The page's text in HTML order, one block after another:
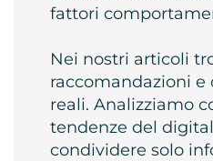
fattori
Nei nostri articoli
raccomandazioni
reali. Analizziamo
tendenze del
condividere solo